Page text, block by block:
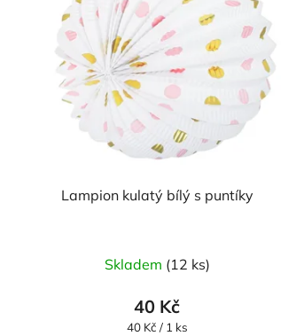
Lampion kulatý bílý s puntíky
Skladem (12 ks)
40 Kč
Měrná
40 Kč / 1 ks